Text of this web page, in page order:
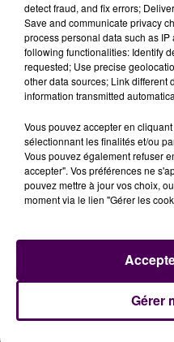
en passant par
l’hydrogène..."Mais pour
marche est beaucoup
Fournié :"Ce sont plus
transformer !".Ici, à
une dizaine d’années de
technologique a coûté
du prix de l’acquisition
précise, pour Transdev,
de vie se voit rallongée
été équipé de batteries
ce sont vingt véhicules
région : six dans le
quatre en Loir-et-Cher.
detect fraud, and fix errors;
Save and communicate privacy
process personal data such as
following functionalities: Identify
requested; Use precise
other data sources; Link different
information transmitted
Vous pouvez accepter en
sélectionnant les finalités et/ou
Vous pouvez également refuser
accepter". Vos préférences ne
pouvez mettre à jour vos choix,
moment via le lien "Gérer les
Gérer